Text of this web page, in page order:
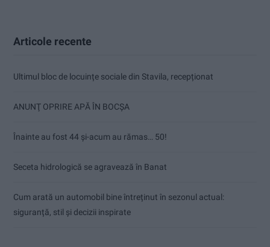
Articole recente
Ultimul bloc de locuințe sociale din Stavila, recepționat
ANUNŢ OPRIRE APĂ ÎN BOCȘA
Înainte au fost 44 și-acum au rămas… 50!
Seceta hidrologică se agravează în Banat
Cum arată un automobil bine întreținut în sezonul actual:
siguranță, stil și decizii inspirate